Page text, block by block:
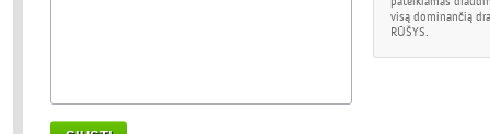
visą dominančią
RŪŠYS.